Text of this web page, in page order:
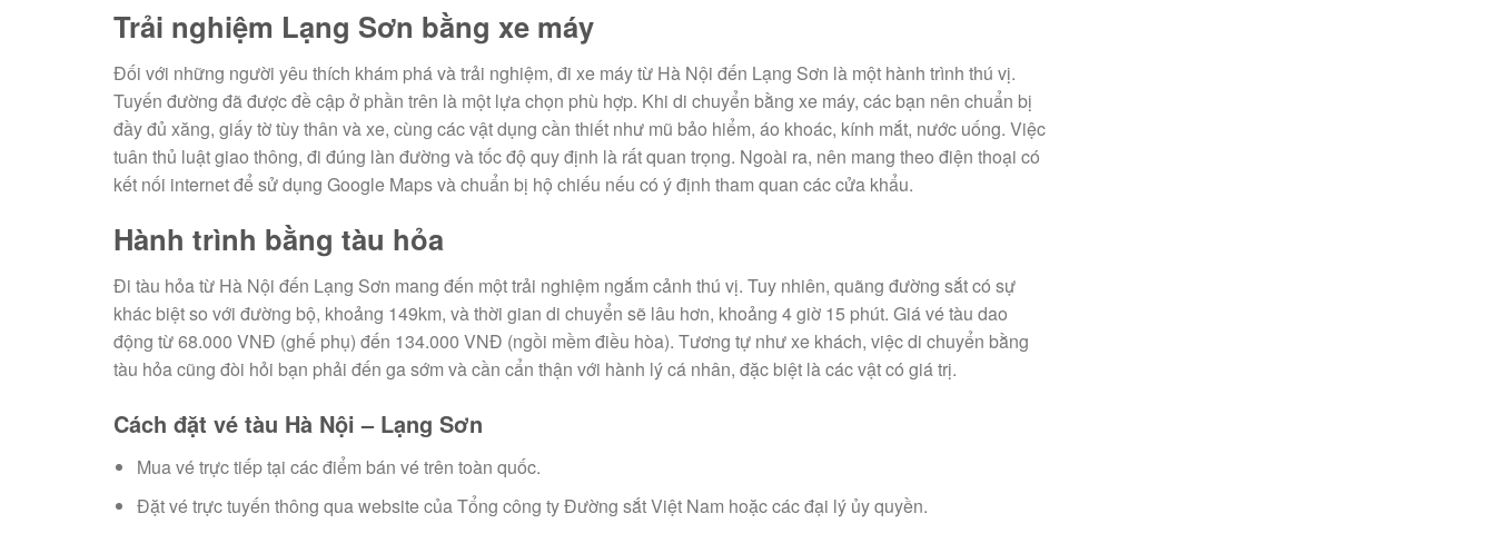
Trải nghiệm Lạng Sơn bằng xe máy
Đối với những người yêu thích khám phá và trải nghiệm, đi xe máy từ Hà Nội đến Lạng Sơn là một hành trình thú vị.
Tuyến đường đã được đề cập ở phần trên là một lựa chọn phù hợp. Khi di chuyển bằng xe máy, các bạn nên chuẩn bị
đầy đủ xăng, giấy tờ tùy thân và xe, cùng các vật dụng cần thiết như mũ bảo hiểm, áo khoác, kính mắt, nước uống. Việc
tuân thủ luật giao thông, đi đúng làn đường và tốc độ quy định là rất quan trọng. Ngoài ra, nên mang theo điện thoại có
kết nối internet để sử dụng Google Maps và chuẩn bị hộ chiếu nếu có ý định tham quan các cửa khẩu.
Hành trình bằng tàu hỏa
Đi tàu hỏa từ Hà Nội đến Lạng Sơn mang đến một trải nghiệm ngắm cảnh thú vị. Tuy nhiên, quãng đường sắt có sự
khác biệt so với đường bộ, khoảng 149km, và thời gian di chuyển sẽ lâu hơn, khoảng 4 giờ 15 phút. Giá vé tàu dao
động từ 68.000 VNĐ (ghế phụ) đến 134.000 VNĐ (ngồi mềm điều hòa). Tương tự như xe khách, việc di chuyển bằng
tàu hỏa cũng đòi hỏi bạn phải đến ga sớm và cần cẩn thận với hành lý cá nhân, đặc biệt là các vật có giá trị.
Cách đặt vé tàu Hà Nội – Lạng Sơn
Mua vé trực tiếp tại các điểm bán vé trên toàn quốc.
Đặt vé trực tuyến thông qua website của Tổng công ty Đường sắt Việt Nam hoặc các đại lý ủy quyền.